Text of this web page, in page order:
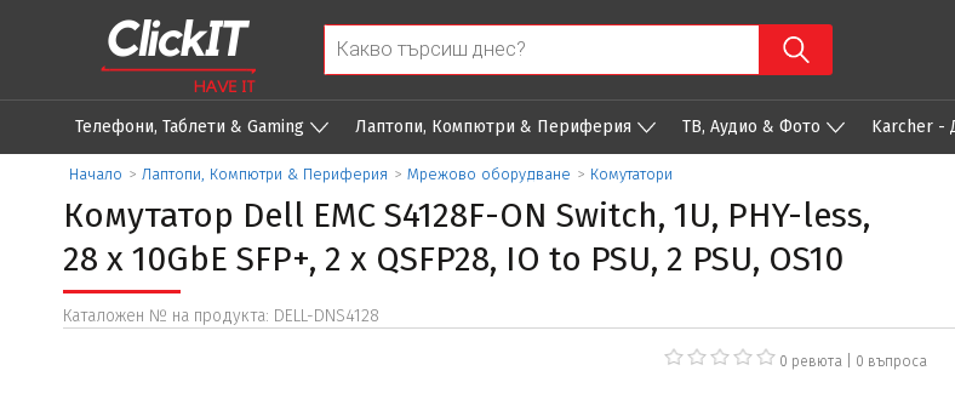
Телефони, Таблети & Gaming Лаптопи, Компютри & Периферия ТВ, Аудио & Фото Karcher -
Начало > Лаптопи, Компютри & Периферия > Мрежово оборудване > Комутатори
Комутатор Dell EMC S4128F-ON Switch, 1U, PHY-less,
28 x 10GbE SFP+, 2 x QSFP28, IO to PSU, 2 PSU, OS10
Каталожен № на продукта: DELL-DNS4128
0 ревюта 0 въпроса